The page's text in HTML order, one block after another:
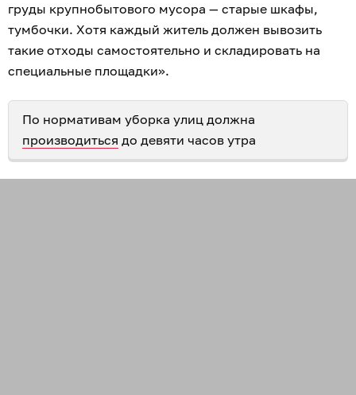
груды крупнобытового мусора — старые шкафы,
тумбочки. Хотя каждый житель должен вывозить
такие отходы самостоятельно и складировать на
специальные площадки».
По нормативам уборка улиц должна
производиться до девяти часов утра